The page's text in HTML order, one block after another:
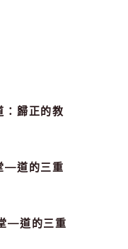
歸正的教
—道的三重
—道的三重